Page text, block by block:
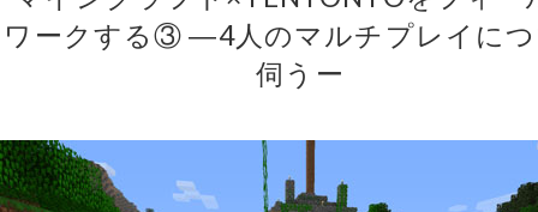
ワークする③ ―4人のマルチプレイに
伺うー